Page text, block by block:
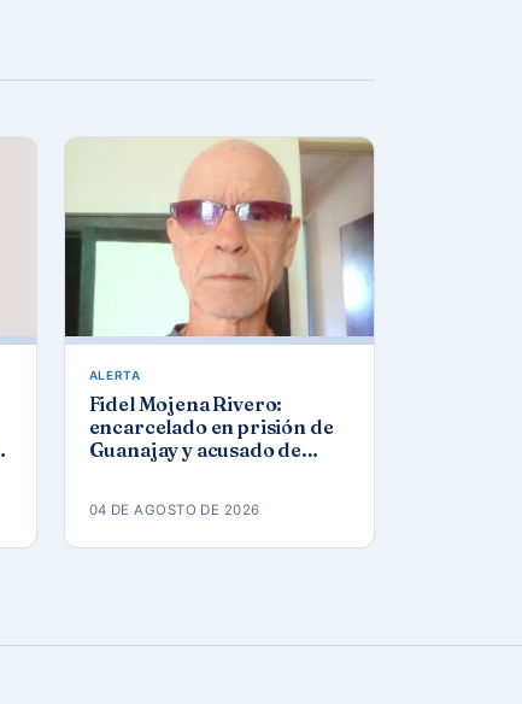
ALERTA
Fidel Mojena Rivero:
encarcelado en prisión de
Guanajay y acusado de
04 DE AGOSTO DE 2026